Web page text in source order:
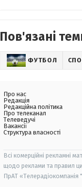
Пов'язані
ФУТБОЛ
Про нас
Редакція
Редакційна політика
Про телеканал
Телеведучі
Вакансії
Структура власності
Всі комерційні рекламні
щодо реклами та правил
ПрАТ